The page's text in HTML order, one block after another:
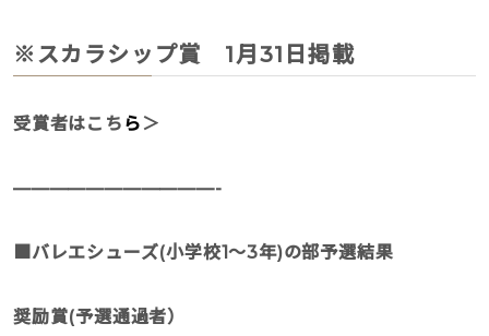
※スカラシップ賞 1月31日掲載
受賞者はこち ら ＞
———————————-
■バレエシューズ(小学校1〜3年)の部予選結果
奨励賞(予選通過者）